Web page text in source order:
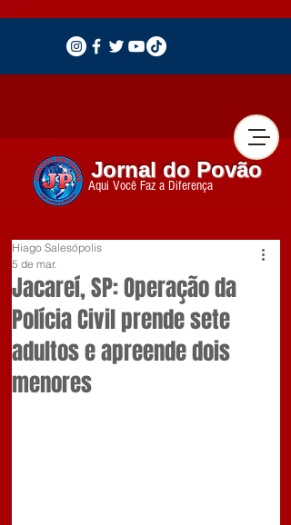
Jornal do Povão
Aqui Você Faz a Diferença
Jacareí, SP: Operação da
Polícia Civil prende sete
adultos e apreende dois
menores
Hiago Salesópolis
5 de mar.